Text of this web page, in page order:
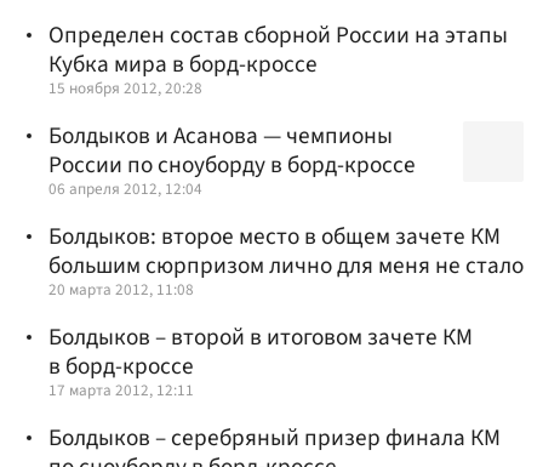
Определен состав сборной России на этапы
Кубка мира в борд-кроссе
15 ноября 2012, 20:28
Болдыков и Асанова — чемпионы
России по сноуборду в борд-кроссе
06 апреля 2012, 12:04
Болдыков: второе место в общем зачете КМ
большим сюрпризом лично для меня не стало
20 марта 2012, 11:08
Болдыков – второй в итоговом зачете КМ
в борд-кроссе
17 марта 2012, 12:11
Болдыков – серебряный призер финала КМ